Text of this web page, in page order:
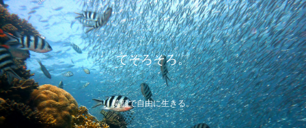
てそろそろ。
笑顔で自由に生きる。